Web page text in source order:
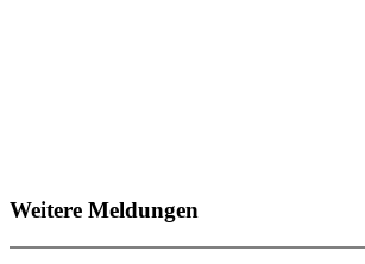
Weitere Meldungen